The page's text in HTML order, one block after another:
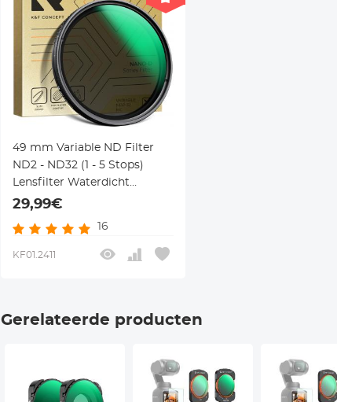
49 mm Variable ND Filter
ND2 - ND32 (1 - 5 Stops)
Lensfilter Waterdicht
Krasbestendig Met 24 Lagen
Serie
29,99€
16
KF01.2411
Gerelateerde producten